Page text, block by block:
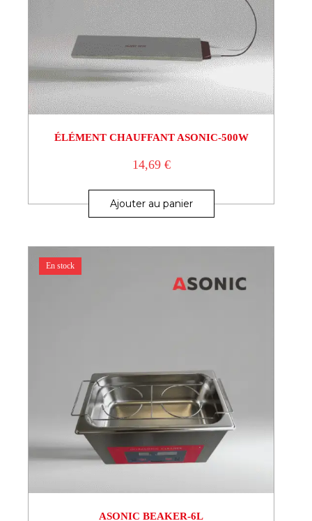
ÉLÉMENT CHAUFFANT ASONIC-500W
14,69 €
Ajouter au panier
En stock
ASONIC BEAKER-6L